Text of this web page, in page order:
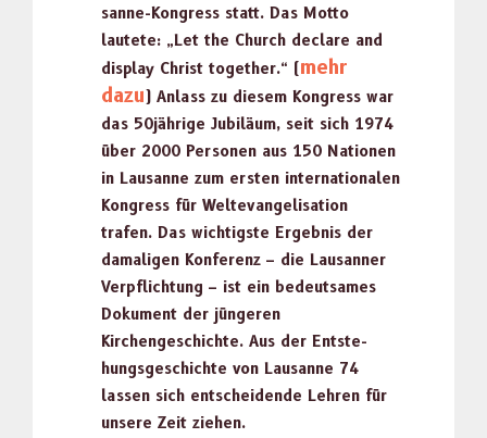
sanne-Kongress statt. Das Mot­to
lautete: „Let the Church declare and
dis­play Christ togeth­er.“ (mehr
dazu) Anlass zu diesem Kongress war
das 50jährige Jubiläum, seit sich 1974
über 2000 Per­so­n­en aus 150 Natio­nen
in Lau­sanne zum ersten inter­na­tionalen
Kongress für Wel­te­van­ge­li­sa­tion
trafen. Das wichtig­ste Ergeb­nis der
dama­li­gen Kon­ferenz – die Lau­san­ner
Verpflich­tung – ist ein bedeut­sames
Doku­ment der jün­geren
Kirchengeschichte. Aus der Entste­
hungs­geschichte von Lau­sanne 74
lassen sich entschei­dende Lehren für
unsere Zeit ziehen.